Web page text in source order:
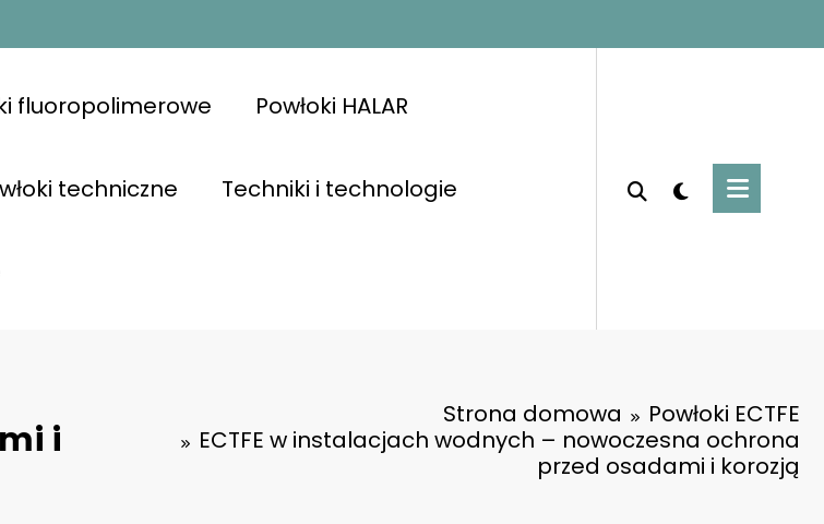
fluoropolimerowe Powłoki HALAR
techniczne Techniki i technologie
i
Strona domowa
Powłoki ECTFE
ECTFE w instalacjach wodnych – nowoczesna ochrona
przed osadami i korozją